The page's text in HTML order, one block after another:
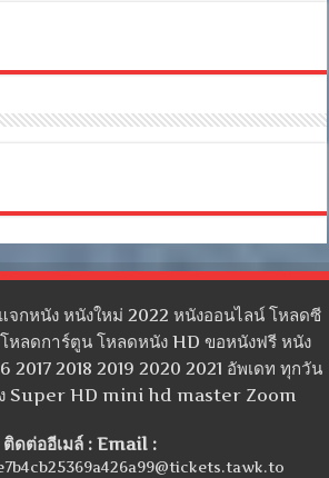
จกหนัง หนังใหม่ 2022 หนังออนไลน์ โหลดซี
หลดการ์ตูน โหลดหนัง HD ขอหนังฟรี หนัง
2017 2018 2019 2020 2021 อัพเดท ทุกวัน
ง Super HD mini hd master Zoom
ติดต่ออีเมล์ : Email :